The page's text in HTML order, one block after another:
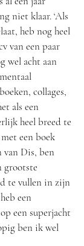
niet klaar. ‘Als
heb nog heel
van een paar
wel acht aan
collages,
als een
heel breed te
een boek
van Dis, ben
te vullen in zijn
een
een superjacht
ben ik wel